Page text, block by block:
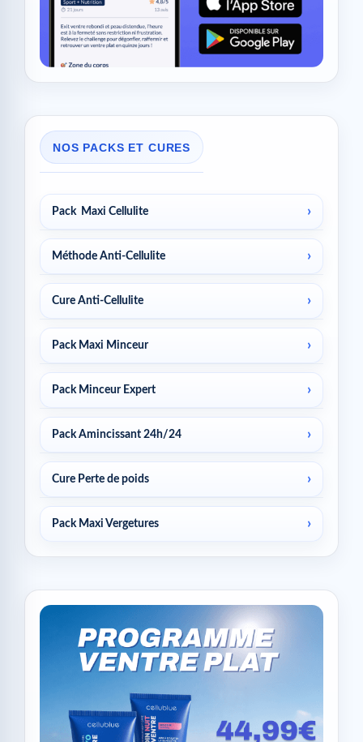
NOS PACKS ET CURES
Pack Maxi Cellulite
Méthode Anti-Cellulite
Cure Anti-Cellulite
Pack Maxi Minceur
Pack Minceur Expert
Pack Amincissant 24h/24
Cure Perte de poids
Pack Maxi Vergetures